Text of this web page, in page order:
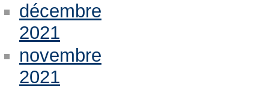
décembre
2021
novembre
2021